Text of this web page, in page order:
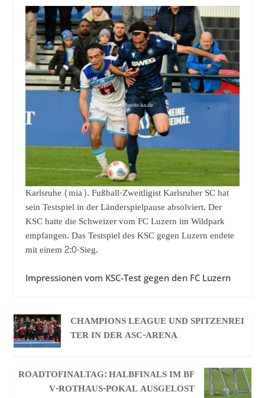
Karlsruhe (mia). Fußball-Zweitligist Karlsruher SC hat
sein Testspiel in der Länderspielpause absolviert. Der
KSC hatte die Schweizer vom FC Luzern im Wildpark
empfangen. Das Testspiel des KSC gegen Luzern endete
mit einem 2:0-Sieg.
Impressionen vom KSC-Test gegen den FC Luzern
CHAMPIONS LEAGUE UND SPITZENREI
TER IN DER ASC-ARENA
ROADTOFINALTAG: HALBFINALS IM BF
V-ROTHAUS-POKAL AUSGELOST